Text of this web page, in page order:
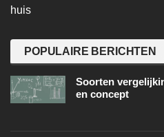
huis
POPULAIRE BERICHTEN
Soorten
en concept